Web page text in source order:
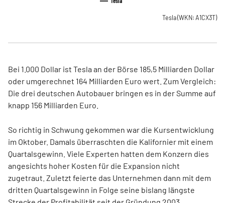
Tesla(WKN: A1CX3T)
Bei 1.000 Dollar ist Tesla an der Börse 185,5 Milliarden Dollar
oder umgerechnet 164 Milliarden Euro wert. Zum Vergleich:
Die drei deutschen Autobauer bringen es in der Summe auf
knapp 156 Milliarden Euro.
So richtig in Schwung gekommen war die Kursentwicklung
im Oktober. Damals überraschten die Kalifornier mit einem
Quartalsgewinn. Viele Experten hatten dem Konzern dies
angesichts hoher Kosten für die Expansion nicht
zugetraut. Zuletzt feierte das Unternehmen dann mit dem
dritten Quartalsgewinn in Folge seine bislang längste